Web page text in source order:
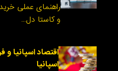
راهنمای عملی
و کاستا دل…
اقتصاد اسپانیا
اسپانیا